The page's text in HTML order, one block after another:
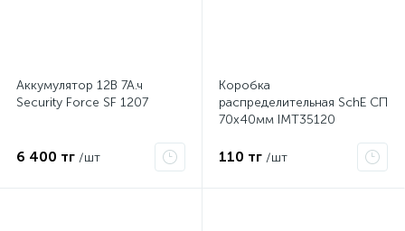
Аккумулятор 12В 7А.ч
Security Force SF 1207
6 400 тг /шт
Коробка
распределительная SchE СП
70х40мм IMT35120
110 тг /шт